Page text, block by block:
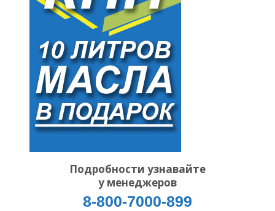
Подробности узнавайте
у менеджеров
8-800-7000-899